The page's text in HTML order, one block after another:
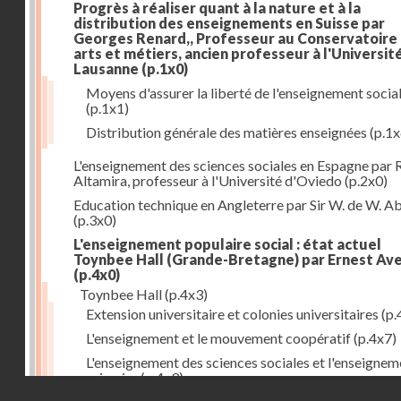
Progrès à réaliser quant à la nature et à la
distribution des enseignements en Suisse par
Georges Renard,, Professeur au Conservatoire
arts et métiers, ancien professeur à
Lausanne (p.1x0)
Moyens d'assurer la liberté de l'enseignement social
(p.1x1)
Distribution générale des matières enseignées
L'enseignement des sciences sociales en Espagne par
Altamira, professeur à l'Université d'Oviedo (p.2x0)
Education technique en Angleterre par Sir W. de W.
(p.3x0)
L'enseignement populaire social : état actuel
Toynbee Hall (Grande-Bretagne) par Ernest
(p.4x0)
Toynbee Hall(p.4x3)
Extension universitaire et colonies universitaires
L'enseignement et le mouvement coopératif(p.4x7)
L'enseignement des sciences sociales et
primaire(p.4x9)